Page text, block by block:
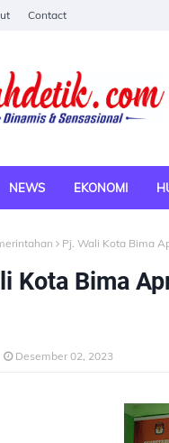
Contact
NEWS EKONOMI
Pj. Wali Kota Bima
Kota Bima
Desember 02, 2023